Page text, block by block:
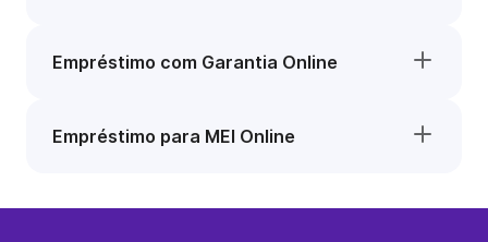
Empréstimo com Garantia Online
Empréstimo para MEI Online